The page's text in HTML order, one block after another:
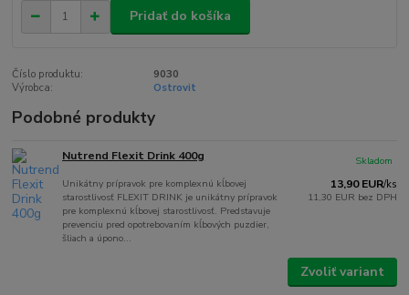
Pridať do košíka
Číslo produktu:
9030
Výrobca:
Ostrovit
Podobné produkty
Nutrend Flexit Drink 400g
Unikátny prípravok pre komplexnú kĺbovej
starostlivosť FLEXIT DRINK je unikátny prípravok
pre komplexnú kĺbovej starostlivosť. Predstavuje
prevenciu pred opotrebovaním kĺbových puzdier,
šliach a úpono...
13,90 EUR/ks
11,30 EUR bez DPH
Skladom
Zvoliť variant